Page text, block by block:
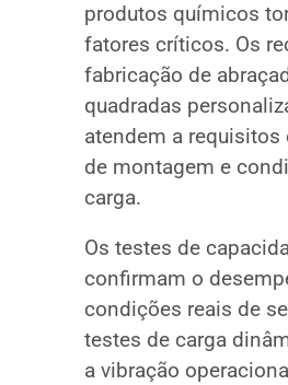
produtos químicos
fatores críticos. Os
fabricação de
quadradas
atendem a requisitos
de montagem e
carga.
Os testes de
confirmam o
condições reais de
testes de carga
a vibração